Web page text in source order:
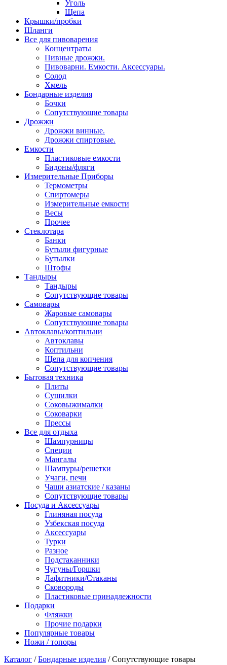
Уголь
Щепа
Крышки/пробки
Шланги
Все для пивоварения
Концентраты
Пивные дрожжи.
Пивоварни. Емкости. Аксессуары.
Солод
Хмель
Бондарные изделия
Бочки
Сопутствующие товары
Дрожжи
Дрожжи винные.
Дрожжи спиртовые.
Емкости
Пластиковые емкости
Бидоны/фляги
Измерительные Приборы
Термометры
Спиртомеры
Измерительные емкости
Весы
Прочее
Стеклотара
Банки
Бутыли фигурные
Бутылки
Штофы
Тандыры
Тандыры
Сопутствующие товары
Самовары
Жаровые самовары
Сопутствующие товары
Автоклавы/коптильни
Автоклавы
Коптильни
Щепа для копчения
Сопутствующие товары
Бытовая техника
Плиты
Сушилки
Соковыжималки
Соковарки
Прессы
Все для отдыха
Шампурницы
Специи
Мангалы
Шампуры/решетки
Учаги, печи
Чаши азиатские / казаны
Сопутствующие товары
Посуда и Аксессуары
Глиняная посуда
Узбекская посуда
Аксессуары
Турки
Разное
Подстаканники
Чугуны/Горшки
Лафитники/Стаканы
Сковороды
Пластиковые принадлежности
Подарки
Фляжки
Прочие подарки
Популярные товары
Ножи / топоры
Каталог /Бондарные изделия / Сопутствующие товары